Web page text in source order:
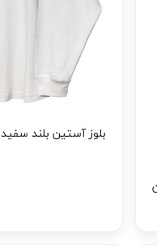
بلوز آستین بلند سفید